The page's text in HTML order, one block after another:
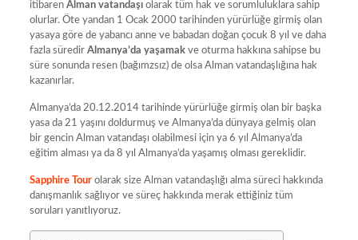
itibarenAlman vatandaşıolarak tüm hak ve sorumluluklara sahip
olurlar. Öte yandan 1 Ocak 2000 tarihinden yürürlüğe girmiş olan
yasaya göre de yabancı anne ve babadan doğan çocuk 8 yıl ve daha
fazla süredirAlmanya’da yaşamakve oturma hakkına sahipse bu
süre sonunda resen (bağımzsız) de olsa Alman vatandaşlığına hak
kazanırlar.
Almanya’da 20.12.2014 tarihinde yürürlüğe girmiş olan bir başka
yasa da 21 yaşını doldurmuş ve Almanya’da dünyaya gelmiş olan
bir gencin Alman vatandaşı olabilmesi için ya 6 yıl Almanya’da
eğitim alması ya da 8 yıl Almanya’da yaşamış olması gereklidir.
Sapphire Tour olarak size Alman vatandaşlığı alma süreci hakkında
danışmanlık sağlıyor ve süreç hakkında merak ettiğiniz tüm
soruları yanıtlıyoruz.